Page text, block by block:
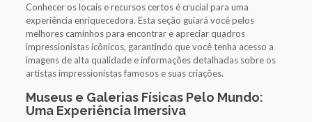
Conhecer os locais e recursos certos é crucial para uma
experiência enriquecedora. Esta seção guiará você pelos
melhores caminhos para encontrar e apreciar quadros
impressionistas icônicos, garantindo que você tenha acesso a
imagens de alta qualidade e informações detalhadas sobre os
artistas impressionistas famosos e suas criações.
Museus e Galerias Físicas Pelo Mundo:
Uma Experiência Imersiva